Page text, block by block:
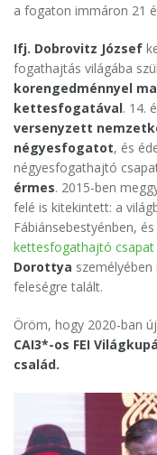
a fogaton immáron 21
Ifj. Dobrovitz József
fogathajtás világába
korengedménnyel
kettesfogatával. 14.
versenyzett
négyesfogatot, és
négyesfogathajtó
érmes. 2015-ben
felé is kitekintett: a
Fábiánsebestyénben, és
kettesfogathajtó
Dorottya
feleségre talált.
Öröm, hogy 2020-ban
CAI3*-os FEI
család.